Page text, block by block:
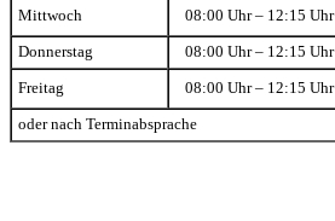
Mittwoch 08:00 Uhr – 12:15 Uhr
Donnerstag 08:00 Uhr – 12:15 Uhr
Freitag 08:00 Uhr – 12:15 Uhr
oder nach Terminabsprache